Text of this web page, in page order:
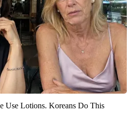
Use Lotions. Koreans Do This